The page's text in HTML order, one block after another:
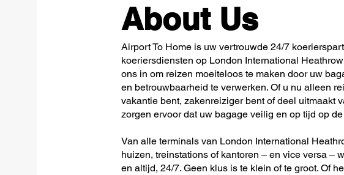
About Us
Airport To Home is uw vertrouwde 24/7
koeriersdiensten op London International
ons in om reizen moeiteloos te maken door uw
en betrouwbaarheid te verwerken. Of u nu alleen
vakantie bent, zakenreiziger bent of deel uitmaakt
zorgen ervoor dat uw bagage veilig en op tijd op
Van alle terminals van London International
huizen, treinstations of kantoren – en vice versa –
en altijd, 24/7. Geen klus is te klein of te groot. Of